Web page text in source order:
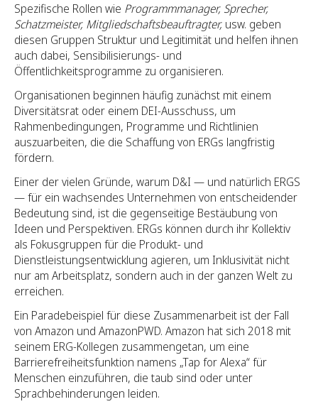
Spezifische Rollen wie Programmmanager, Sprecher,
Schatzmeister, Mitgliedschaftsbeauftragter, usw. geben
diesen Gruppen Struktur und Legitimität und helfen ihnen
auch dabei, Sensibilisierungs- und
Öffentlichkeitsprogramme zu organisieren.
Organisationen beginnen häufig zunächst mit einem
Diversitätsrat oder einem DEI-Ausschuss, um
Rahmenbedingungen, Programme und Richtlinien
auszuarbeiten, die die Schaffung von ERGs langfristig
fördern.
Einer der vielen Gründe, warum D&I — und natürlich ERGS
— für ein wachsendes Unternehmen von entscheidender
Bedeutung sind, ist die gegenseitige Bestäubung von
Ideen und Perspektiven. ERGs können durch ihr Kollektiv
als Fokusgruppen für die Produkt- und
Dienstleistungsentwicklung agieren, um Inklusivität nicht
nur am Arbeitsplatz, sondern auch in der ganzen Welt zu
erreichen.
Ein Paradebeispiel für diese Zusammenarbeit ist der Fall
von Amazon und AmazonPWD. Amazon hat sich 2018 mit
seinem ERG-Kollegen zusammengetan, um eine
Barrierefreiheitsfunktion namens „Tap for Alexa“ für
Menschen einzuführen, die taub sind oder unter
Sprachbehinderungen leiden.